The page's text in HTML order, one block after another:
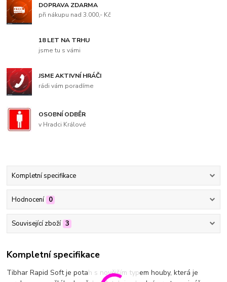
DOPRAVA ZDARMA
při nákupu nad 3.000,- Kč
18 LET NA TRHU
jsme tu s vámi
JSME AKTIVNÍ HRÁČI
rádi vám poradíme
OSOBNÍ ODBĚR
v Hradci Králové
Kompletní specifikace
Hodnocení 0
Související zboží 3
Kompletní specifikace
Tibhar Rapid Soft je potah s novějším typem houby, která je